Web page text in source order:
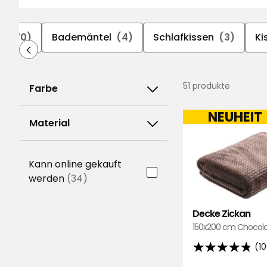
(70) Bademäntel (4) Schlafkissen (3)
Farbe
Material
Kann online gekauft
werden (34)
51 produkte
Decke Zickan
150x200 cm
4.8
NEUHEIT